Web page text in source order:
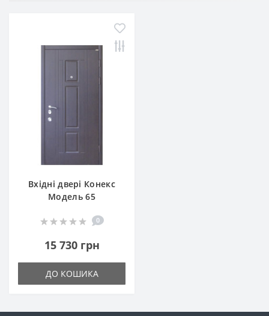
Вхідні двері Конекс
Модель 65
0
15 730 грн
ДО КОШИКА